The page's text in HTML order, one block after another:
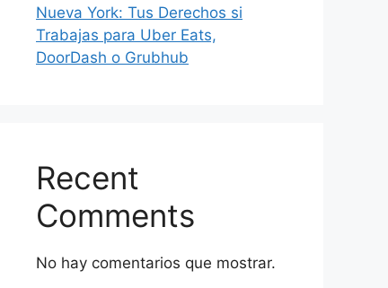
Nueva York: Tus Derechos si
Trabajas para Uber Eats,
DoorDash o Grubhub
Recent
Comments
No hay comentarios que mostrar.